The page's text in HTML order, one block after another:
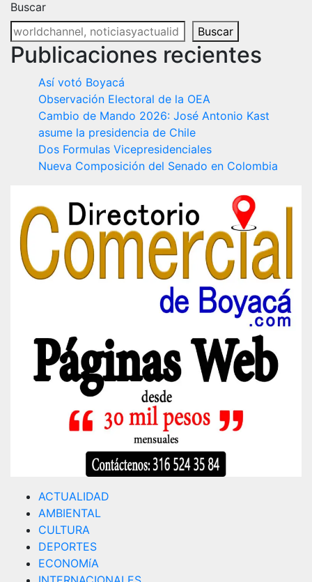
Buscar
Buscar
Publicaciones recientes
Así votó Boyacá
Observación Electoral de la OEA
Cambio de Mando 2026: José Antonio Kast
asume la presidencia de Chile
Dos Formulas Vicepresidenciales
Nueva Composición del Senado en Colombia
ACTUALIDAD
AMBIENTAL
CULTURA
DEPORTES
ECONOMíA